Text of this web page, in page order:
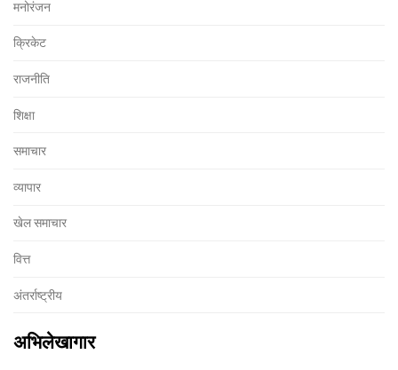
मनोरंजन
क्रिकेट
राजनीति
शिक्षा
समाचार
व्यापार
खेल समाचार
वित्त
अंतर्राष्ट्रीय
अभिलेखागार